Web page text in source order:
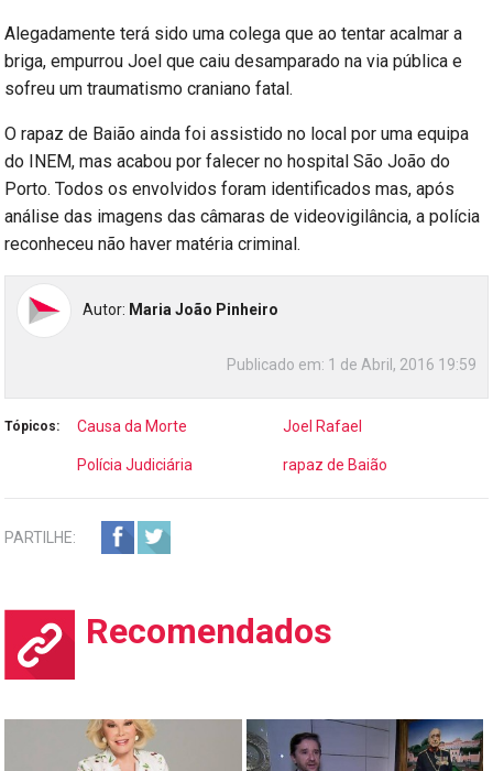
Alegadamente terá sido uma colega que ao tentar acalmar a
briga, empurrou Joel que caiu desamparado na via pública e
sofreu um traumatismo craniano fatal.
O rapaz de Baião ainda foi assistido no local por uma equipa
do INEM, mas acabou por falecer no hospital São João do
Porto. Todos os envolvidos foram identificados mas, após
análise das imagens das câmaras de videovigilância, a polícia
reconheceu não haver matéria criminal.
Autor: Maria João Pinheiro
Publicado em: 1 de Abril, 2016 19:59
Tópicos: Causa da Morte Joel Rafael
Polícia Judiciária rapaz de Baião
PARTILHE:
Recomendados